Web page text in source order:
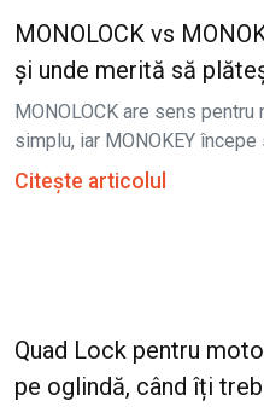
MONOLOCK vs
și unde merită să
MONOLOCK are sens
simplu, iar MONOKEY
Citește articolul
Quad Lock pentru
pe oglindă, când îți